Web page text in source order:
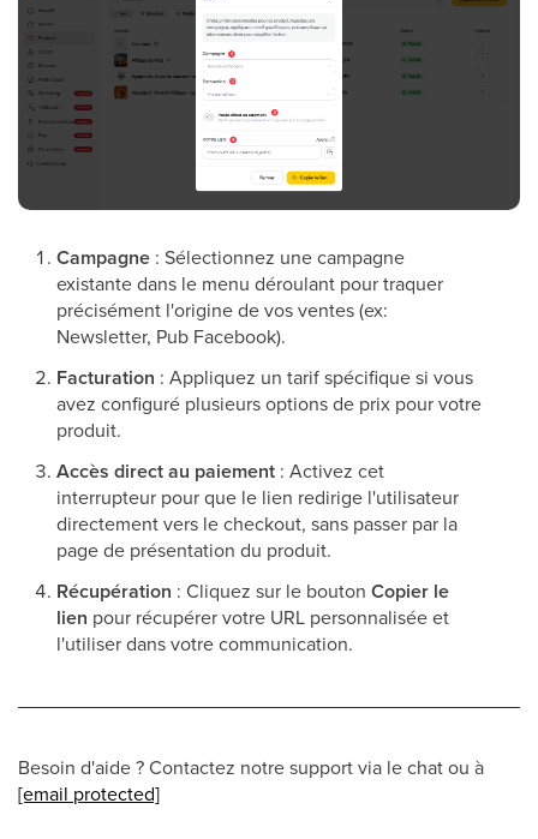
Campagne : Sélectionnez une campagne
existante dans le menu déroulant pour traquer
précisément l'origine de vos ventes (ex:
Newsletter, Pub Facebook).
Facturation : Appliquez un tarif spécifique si vous
avez configuré plusieurs options de prix pour votre
produit.
Accès direct au paiement : Activez cet
interrupteur pour que le lien redirige l'utilisateur
directement vers le checkout, sans passer par la
page de présentation du produit.
Récupération : Cliquez sur le bouton Copier le
lien pour récupérer votre URL personnalisée et
l'utiliser dans votre communication.
Besoin d'aide ? Contactez notre support via le chat ou à
[email protected]